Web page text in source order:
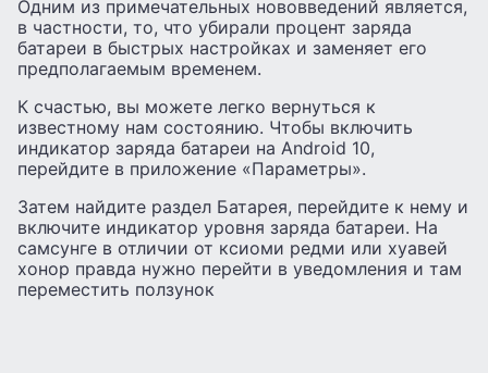
Одним из примечательных нововведений является,
в частности, то, что убирали процент заряда
батареи в быстрых настройках и заменяет его
предполагаемым временем.
К счастью, вы можете легко вернуться к
известному нам состоянию. Чтобы включить
индикатор заряда батареи на Android 10,
перейдите в приложение «Параметры».
Затем найдите раздел Батарея, перейдите к нему и
включите индикатор уровня заряда батареи. На
самсунге в отличии от ксиоми редми или хуавей
хонор правда нужно перейти в уведомления и там
переместить ползунок